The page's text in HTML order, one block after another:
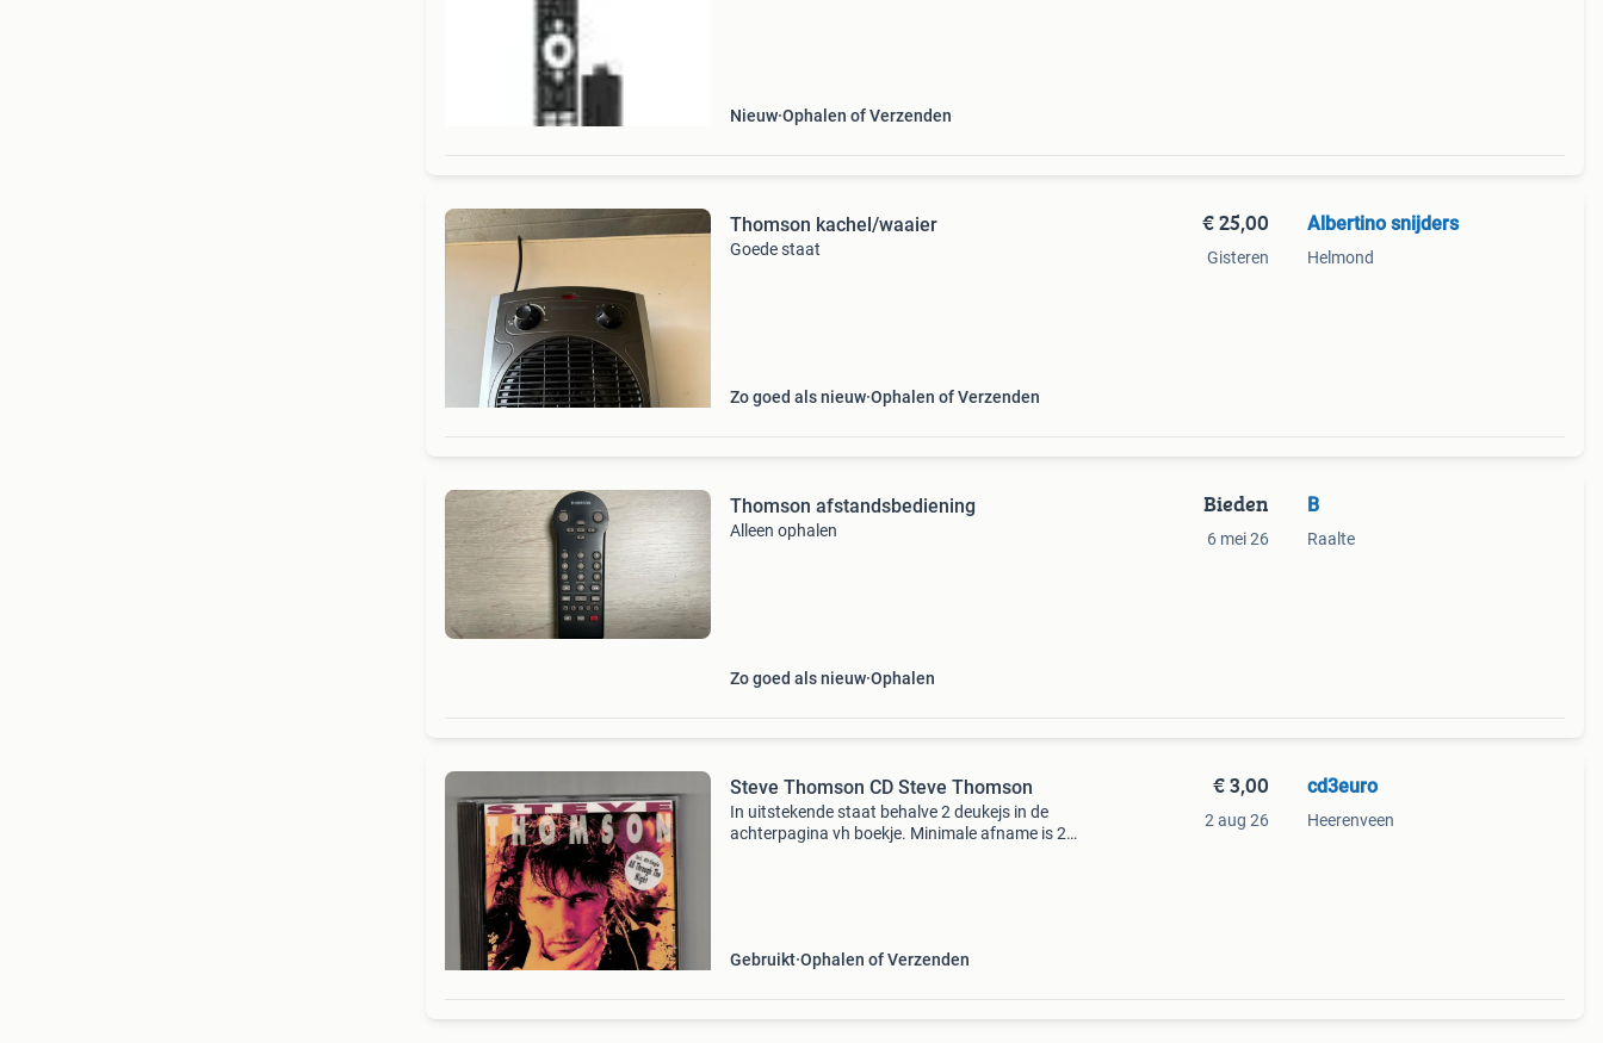
Nieuw Ophalen of Verzenden
Thomson kachel/waaier
Goede staat
Zo goed als nieuw Ophalen of Verzenden
€ 25,00
Gisteren
Albertino snijders
Helmond
Thomson afstandsbediening
Alleen ophalen
Zo goed als nieuw Ophalen
Bieden
6 mei 26
B
Raalte
Steve Thomson CD Steve Thomson
In uitstekende staat behalve 2 deukejs in de
achterpagina vh boekje. Minimale afname is 2
Gebruikt Ophalen of Verzenden
€ 3,00
2 aug 26
cd3euro
Heerenveen